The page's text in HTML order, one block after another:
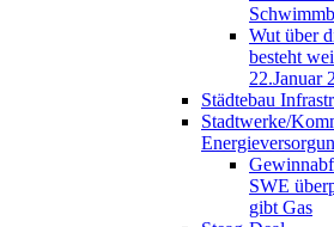
Wut über
besteht
22.Januar
Städtebau
Stadtwerke/
SWE
gibt Gas